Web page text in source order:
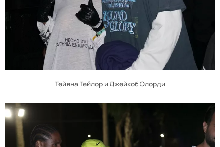
Тейяна Тейлор и Джейкоб Элорди